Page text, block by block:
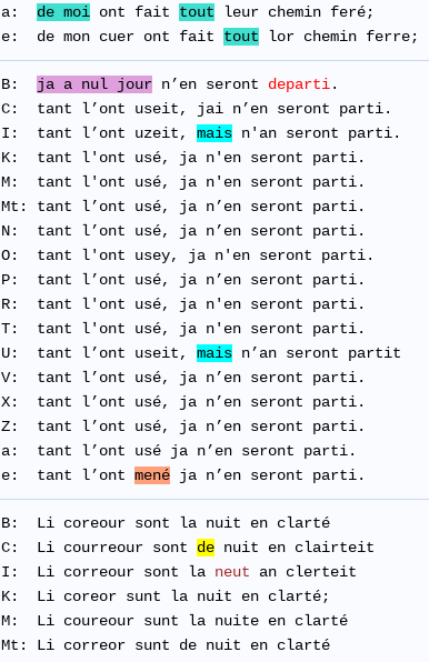
a: de moi ont fait tout leur chemin feré;
e: de mon cuer ont fait tout lor chemin ferre;
B: ja a nul jour n’en seront departi.
C: tant l’ont useit, jai n’en seront parti.
I: tant l’ont uzeit, mais n'an seront parti.
K: tant l'ont usé, ja n'en seront parti.
M: tant l'ont usé, ja n'en seront parti.
Mt: tant l’ont usé, ja n’en seront parti.
N: tant l’ont usé, ja n’en seront parti.
O: tant l'ont usey, ja n'en seront parti.
P: tant l’ont usé, ja n’en seront parti.
R: tant l'ont usé, ja n'en seront parti.
T: tant l'ont usé, ja n'en seront parti.
U: tant l’ont useit, mais n’an seront partit
V: tant l’ont usé, ja n’en seront parti.
X: tant l’ont usé, ja n’en seront parti.
Z: tant l’ont usé, ja n’en seront parti.
a: tant l’ont usé ja n’en seront parti.
e: tant l’ont mené ja n’en seront parti.
B: Li coreour sont la nuit en clarté
C: Li courreour sont de nuit en clairteit
I: Li correour sont la neut an clerteit
K: Li coreor sunt la nuit en clarté;
M: Li coureour sunt la nuite en clarté
Mt: Li correor sunt de nuit en clarté